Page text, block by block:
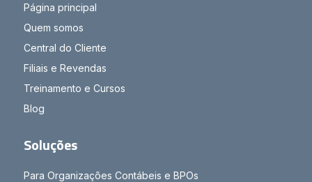
Página principal
Quem somos
Central do Cliente
Filiais e Revendas
Treinamento e Cursos
Blog
Soluções
Para Organizações Contábeis e BPOs